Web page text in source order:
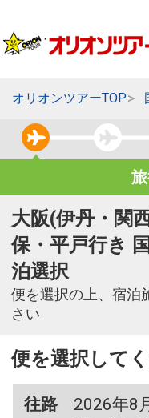
オリオンツアーTOP
大阪(伊丹・関
保・平戸行き
泊選択
便を選択の上、宿泊
さい
便を選択して
往路
2026年8